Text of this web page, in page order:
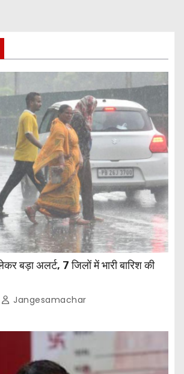
बड़ा अलर्ट, 7 जिलों में भारी बारिश की
Jangesamachar